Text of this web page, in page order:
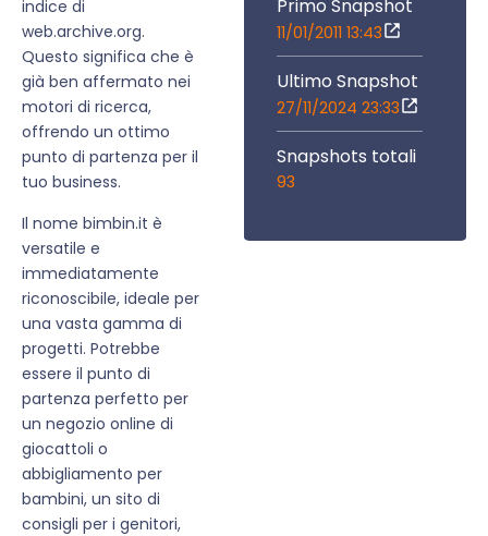
indice di
web.archive.org.
Questo significa che è
già ben affermato nei
motori di ricerca,
offrendo un ottimo
punto di partenza per il
tuo business.
Il nome bimbin.it è
versatile e
immediatamente
riconoscibile, ideale per
una vasta gamma di
progetti. Potrebbe
essere il punto di
partenza perfetto per
un negozio online di
giocattoli o
abbigliamento per
bambini, un sito di
consigli per i genitori,
Primo Snapshot
11/01/2011 13:43
Ultimo Snapshot
27/11/2024 23:33
Snapshots totali
93